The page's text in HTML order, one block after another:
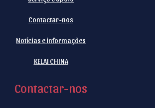
Contactar-nos
Notícias e informações
KELAI CHINA
Contactar-nos